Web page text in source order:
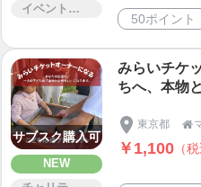
イベント・セミナー・交流会
50ポイント
サブスク購入可
NEW
みらいチケ
ちへ、本物
東京都 
￥1,100 （